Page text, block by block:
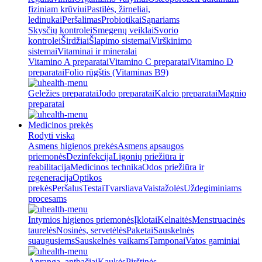
fiziniam krūviuiPastilės, žirneliai,
ledinukaiPeršalimasProbiotikaiSąnariams
Skysčių kontroleiSmegenų veiklaiSvorio
kontroleiŠirdžiaiŠlapimo sistemaiVirškinimo
sistemaiVitaminai ir mineralai
Vitamino A preparataiVitamino C preparataiVitamino D
preparataiFolio rūgštis (Vitaminas B9)
Geležies preparataiJodo preparataiKalcio preparataiMagnio
preparatai
Medicinos prekės
Rodyti viską
Asmens higienos prekėsAsmens apsaugos
priemonėsDezinfekcijaLigonių priežiūra ir
reabilitacijaMedicinos technikaOdos priežiūra ir
regeneracijaOptikos
prekėsPeršalusTestaiTvarsliavaVaistažolėsUždegiminiams
procesams
Intymios higienos priemonėsĮklotaiKelnaitėsMenstruacinės
taurelėsNosinės, servetėlėsPaketaiSauskelnės
suaugusiemsSauskelnės vaikamsTamponaiVatos gaminiai